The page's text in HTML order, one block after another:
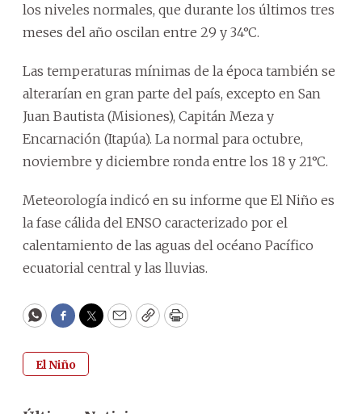
los niveles normales, que durante los últimos tres
meses del año oscilan entre 29 y 34°C.
Las temperaturas mínimas de la época también se
alterarían en gran parte del país, excepto en San
Juan Bautista (Misiones), Capitán Meza y
Encarnación (Itapúa). La normal para octubre,
noviembre y diciembre ronda entre los 18 y 21°C.
Meteorología indicó en su informe que El Niño es
la fase cálida del ENSO caracterizado por el
calentamiento de las aguas del océano Pacífico
ecuatorial central y las lluvias.
WhatsApp
Facebook
Twitter
EmailCopyPrint
El Niño